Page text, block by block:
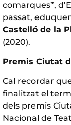
comarques”,
passat,
Castelló de la
(2020).
Premis Ciutat
Cal recordar
finalitzat el
dels premis
Nacional de